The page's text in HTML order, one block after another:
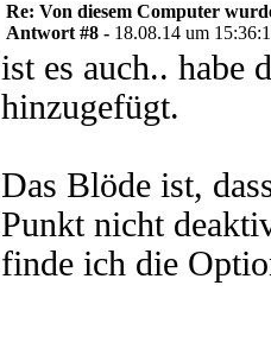
Re: Von diesem Computer
Antwort #8 - 18.08.14 um
ist es auch.. habe
hinzugefügt.
Das Blöde ist,
Punkt nicht
finde ich die